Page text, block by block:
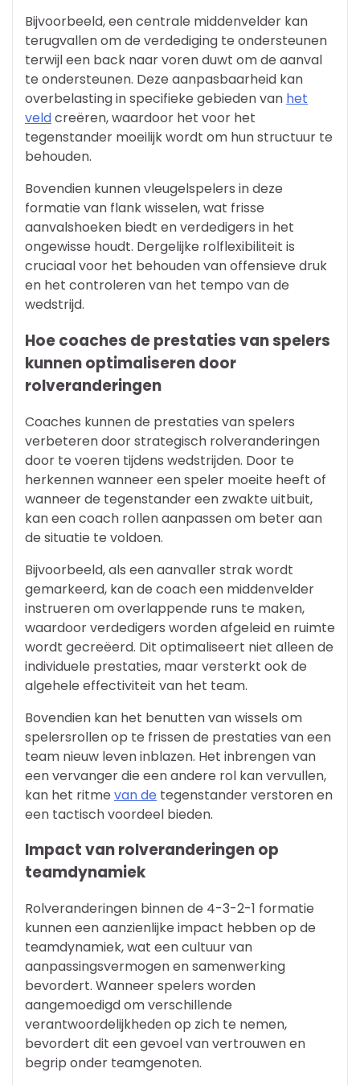
Bijvoorbeeld, een centrale middenvelder kan
terugvallen om de verdediging te ondersteunen
terwijl een back naar voren duwt om de aanval
te ondersteunen. Deze aanpasbaarheid kan
overbelasting in specifieke gebieden van het
veldcreëren, waardoor het voor het
tegenstander moeilijk wordt om hun structuur te
behouden.
Bovendien kunnen vleugelspelers in deze
formatie van flank wisselen, wat frisse
aanvalshoeken biedt en verdedigers in het
ongewisse houdt. Dergelijke rolflexibiliteit is
cruciaal voor het behouden van offensieve druk
en het controleren van het tempo van de
wedstrijd.
Hoe coaches de prestaties van spelers
kunnen optimaliseren door
rolveranderingen
Coaches kunnen de prestaties van spelers
verbeteren door strategisch rolveranderingen
door te voeren tijdens wedstrijden. Door te
herkennen wanneer een speler moeite heeft of
wanneer de tegenstander een zwakte uitbuit,
kan een coach rollen aanpassen om beter aan
de situatie te voldoen.
Bijvoorbeeld, als een aanvaller strak wordt
gemarkeerd, kan de coach een middenvelder
instrueren om overlappende runs te maken,
waardoor verdedigers worden afgeleid en ruimte
wordt gecreëerd. Dit optimaliseert niet alleen de
individuele prestaties, maar versterkt ook de
algehele effectiviteit van het team.
Bovendien kan het benutten van wissels om
spelersrollen op te frissen de prestaties van een
team nieuw leven inblazen. Het inbrengen van
een vervanger die een andere rol kan vervullen,
kan het ritme van de tegenstander verstoren en
een tactisch voordeel bieden.
Impact van rolveranderingen op
teamdynamiek
Rolveranderingen binnen de 4-3-2-1 formatie
kunnen een aanzienlijke impact hebben op de
teamdynamiek, wat een cultuur van
aanpassingsvermogen en samenwerking
bevordert. Wanneer spelers worden
aangemoedigd om verschillende
verantwoordelijkheden op zich te nemen,
bevordert dit een gevoel van vertrouwen en
begrip onder teamgenoten.